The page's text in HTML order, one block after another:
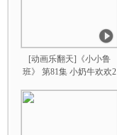
[动画乐翻天]《小小鲁
班》 第81集 小奶牛欢欢2